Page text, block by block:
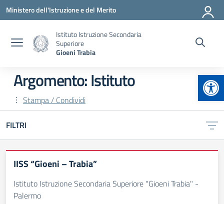
Vai ai contenuti
Vai al menu di navigazione
Vai al footer
Ministero dell'Istruzione e del Merito
Istituto Istruzione Secondaria
Superiore
Gioeni Trabia
Argomento: Istituto
Stampa / Condividi
FILTRI
IISS “Gioeni – Trabia”
Istituto Istruzione Secondaria Superiore "Gioeni Trabia" -
Palermo